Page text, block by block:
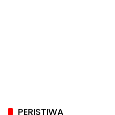
PERISTIWA